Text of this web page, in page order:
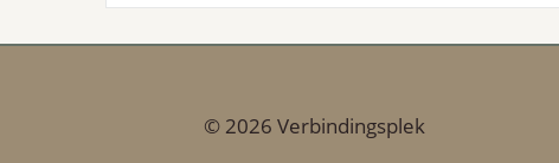
© 2026 Verbindingsplek